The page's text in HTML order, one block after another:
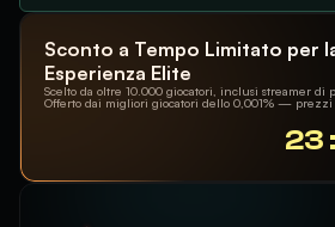
Sconto a Tempo Limitato per
Esperienza Elite
Scelto da oltre 10.000 giocatori, inclusi streamer di
Offerto dai migliori giocatori dello 0,001% —
23